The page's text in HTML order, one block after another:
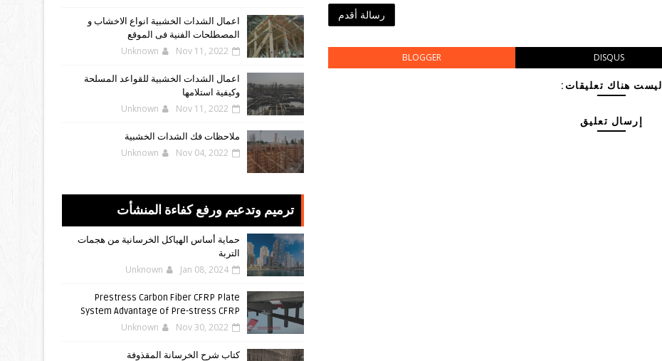
رسالة أقدم
BLOGGER DISQUS
ليست هناك تعليقات:
إرسال تعليق
اعمال الشدات الخشبية انواع الاخشاب و
المصطلحات الفنية فى الموقع
Unknown Nov 11, 2022
اعمال الشدات الخشبية للقواعد المسلحة
وكيفية استلامها
Unknown Nov 11, 2022
ملاحظات فك الشدات الخشبية
Unknown Nov 04, 2022
ترميم وتدعيم ورفع كفاءة المنشأت
حماية أساس الهياكل الخرسانية من هجمات
التربة
Unknown Jan 08, 2024
Prestress Carbon Fiber CFRP Plate
System Advantage of Pre-stress CFRP
Unknown Nov 30, 2022
كتاب شرح الخرسانة المقذوفة